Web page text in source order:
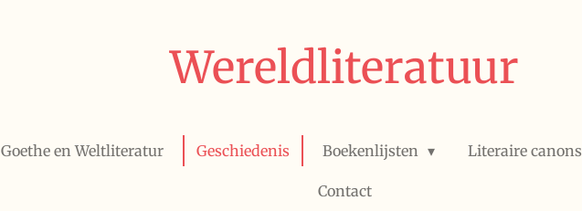
Wereldliteratuur
Goethe en Weltliteratur Geschiedenis Boekenlijsten Literaire canons
Contact